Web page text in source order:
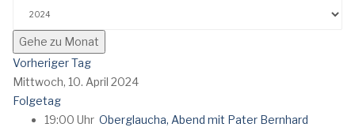
Gehe zu Monat
Vorheriger Tag
Mittwoch, 10. April 2024
Folgetag
19:00 Uhr Oberglaucha, Abend mit Pater Bernhard